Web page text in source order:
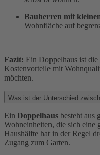
Bauherren mit
Wohnfläche auf
Fazit: Ein Doppelhaus ist
Kostenvorteile mit
möchten.
Was ist der Unterschied
Ein Doppelhaus besteht aus
Wohneinheiten, die sich eine
Haushälfte hat in der Regel
Zugang zum Garten.